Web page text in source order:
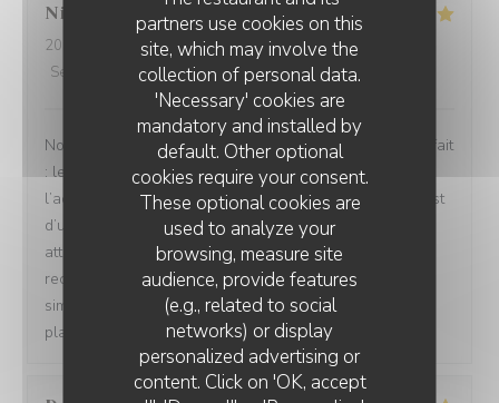
partners use cookies on this
site, which may involve the
collection of personal data.
'Necessary' cookies are
mandatory and installed by
default. Other optional
cookies require your consent.
These optional cookies are
used to analyze your
browsing, measure site
audience, provide features
(e.g., related to social
networks) or display
personalized advertising or
content. Click on 'OK, accept
Nicolas
2026-08-04
- 13:30 - Guests 4
Service
Ambiance: 5 /5 Food: 5/5 Value:
Nous avons passé un excellent moment ! Tout était parfait
: les repas étaient délicieux, le service irréprochable, et
l’accueil d’une chaleur exceptionnelle. Toute l’équipe est
d’une grande gentillesse, avec de nombreuses petites
attentions qui font vraiment la différence. Nous
recommandons cet établissement à 100 % ! C’est tout
simplement topissime. Nous reviendrons avec grand
plaisir !